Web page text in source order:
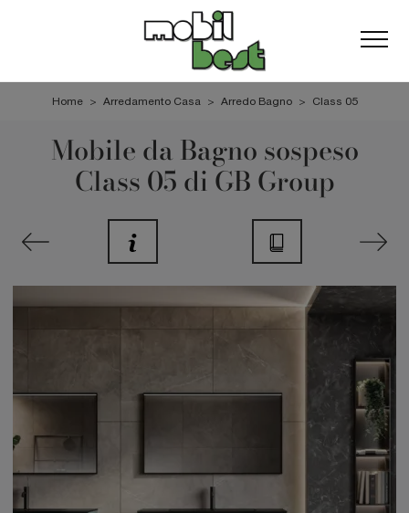
Home > Arredamento Casa > Arredo Bagno > Class 05
Mobile da Bagno sospeso
Class 05 di GB Group